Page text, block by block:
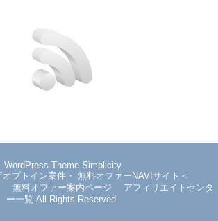
WordPress Theme Simplicity
オプトイン案件・ 無料オファーNAVIサイト＜
オファー案内ページ アフィリエイトセンタ
ー一覧 All Rights Reserved.